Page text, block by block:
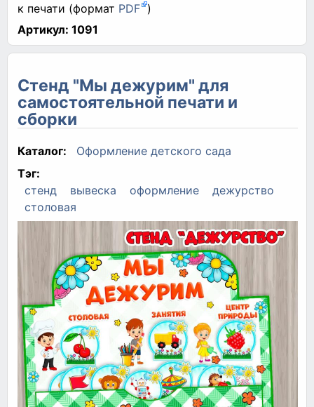
к печати (формат PDF )
Артикул: 1091
Стенд "Мы дежурим" для
самостоятельной печати и
сборки
Каталог:
Оформление детского сада
Тэг:
стенд
вывеска оформление
дежурство
столовая